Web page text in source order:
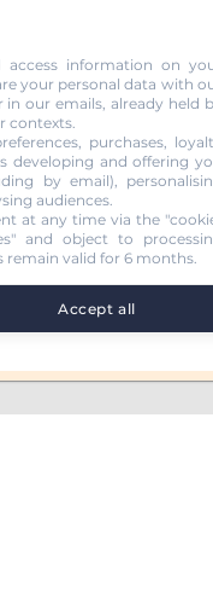
information on
your personal data with
our emails, already held
contexts.
purchases,
developing and offering
by email),
audiences.
at any time via the
and object to
remain valid for 6 months.
Accept all